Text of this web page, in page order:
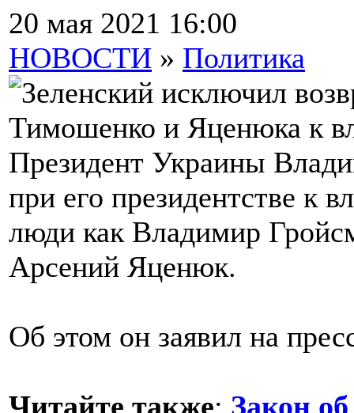
20 мая 2021 16:00
НОВОСТИ » Политика
Президент Украины
при его президентстве к
люди как Владимир
Арсений Яценюк.
Об этом он заявил на
Читайте также: Закон